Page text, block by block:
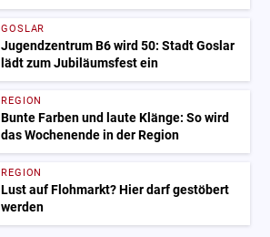
GOSLAR
Jugendzentrum B6 wird 50: Stadt Goslar
lädt zum Jubiläumsfest ein
REGION
Bunte Farben und laute Klänge: So wird
das Wochenende in der Region
REGION
Lust auf Flohmarkt? Hier darf gestöbert
werden